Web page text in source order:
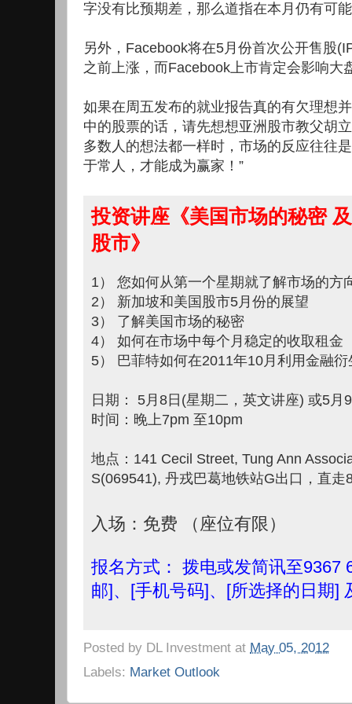
字没有比预期差，那么道指在本月仍有可
另外，Facebook将在5月份首次公开售股
之前上涨，而Facebook上市肯定会影响大
如果在周五发布的就业报告真的有欠理想
中的股票的话，请先想想亚洲股市教父胡
多数人的想法都一样时，市场的反应往往
于常人，才能成为赢家！”
投资讲座《美国市场的秘密
股市》
1） 您如何从第一个星期就了解市场的方
2） 新加坡和美国股市5月份的展望
3） 了解美国市场的秘密
4） 如何在市场中每个月稳定的收取租金
5） 巴菲特如何在2011年10月利用金融
日期： 5月8日(星期二，英文讲座) 或5月
时间：晚上7pm 至10pm
地点：141 Cecil Street, Tung Ann
S(069541), 丹戎巴葛地铁站G出口，直走
入场：免费 （座位有限）
报名方式： 拨电或发简讯至9367
邮]、[手机号码]、[所选择的日期]
Posted by DL Investment at May 05, 2012
Labels: Market Outlook